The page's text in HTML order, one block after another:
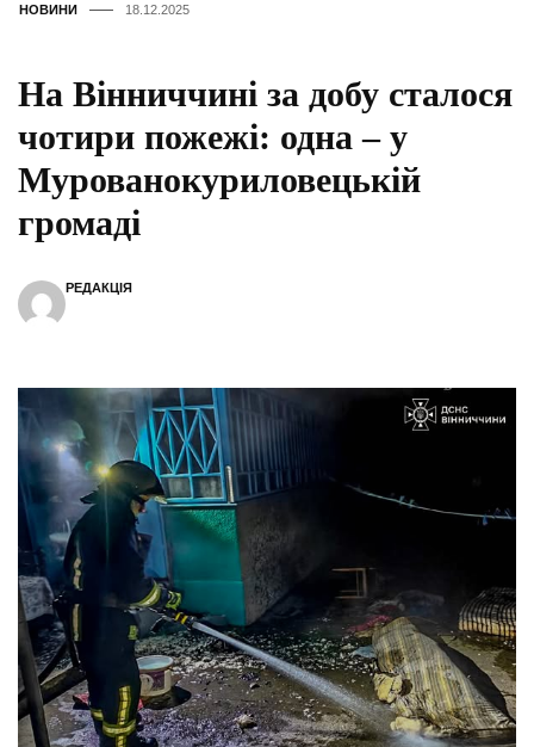
НОВИНИ 18.12.2025
На Вінниччині за добу сталося
чотири пожежі: одна – у
Мурованокуриловецькій
громаді
РЕДАКЦІЯ